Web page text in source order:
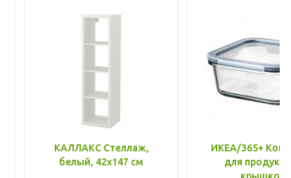
КАЛЛАКС Стеллаж,
белый, 42x147 см
ИКЕА/365+
для